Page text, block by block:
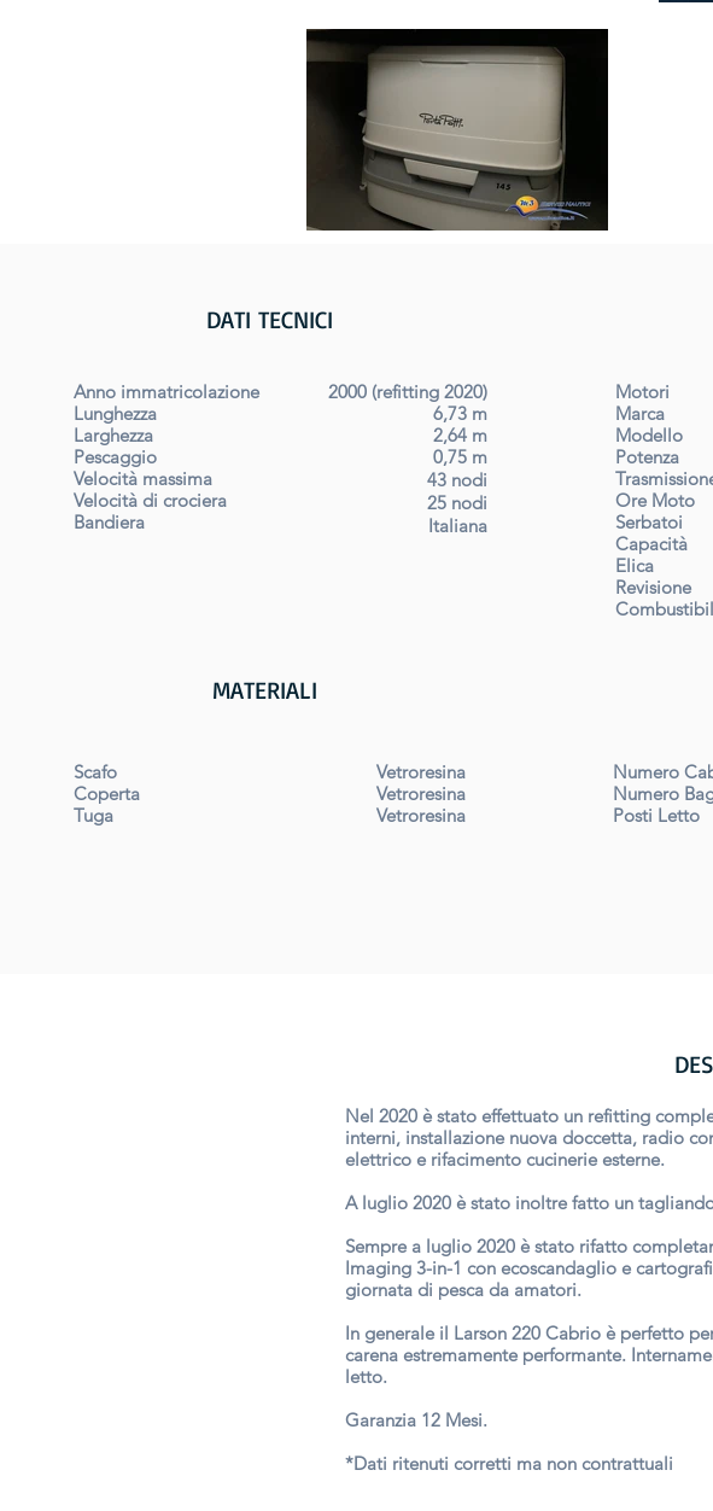
DATI TECNICI
Anno immatricolazione
Lunghezza
Larghezza
Pescaggio
Velocità massima
Velocità di crociera
Bandiera
2000 (refitting 2020)
6,73 m
2,64 m
0,75 m
43 nodi
25 nodi
Italiana
MATERIALI
Scafo
Coperta
Tuga
Vetroresina
Vetroresina
Vetroresina
Motori
Marca
Modello
Potenza
Ore Moto
Serbatoi
Capacità
Elica
Revisione
Numero
Numero
Posti Letto
Nel 2020 è stato effettuato un refitting
interni, installazione nuova doccetta, radio
elettrico e rifacimento cucinerie esterne.
A luglio 2020 è stato inoltre fatto un
Sempre a luglio 2020 è stato rifatto
Imaging 3-in-1 con ecoscandaglio e
giornata di pesca da amatori.
In generale il Larson 220 Cabrio è perfetto
carena estremamente performante.
letto.
Garanzia 12 Mesi.
*Dati ritenuti corretti ma non contrattuali